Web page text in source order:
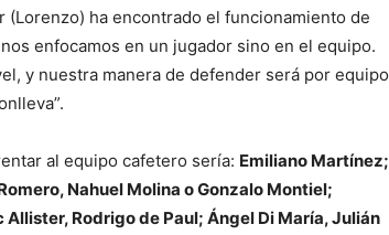
(Lorenzo) ha encontrado el funcionamiento de
enfocamos en un jugador sino en el equipo.
y nuestra manera de defender será por equipo
al equipo cafetero sería: Emiliano Martínez;
Nahuel Molina o Gonzalo Montiel;
Rodrigo de Paul; Ángel Di María, Julián